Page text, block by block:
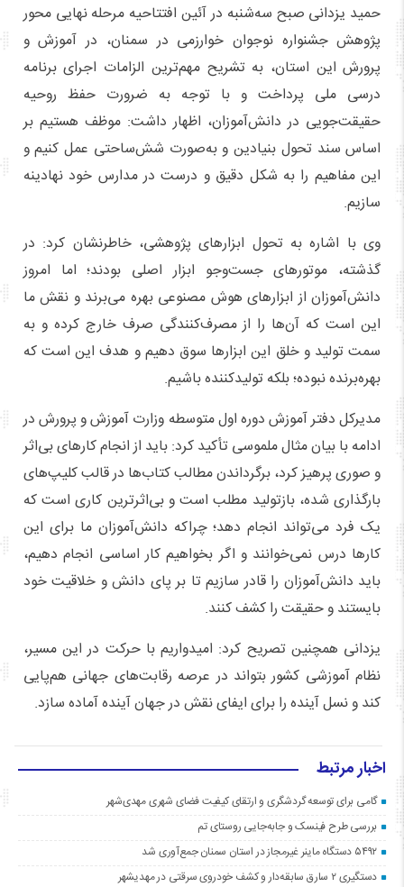
حمید یزدانی صبح سه‌شنبه در آئین افتتاحیه مرحله نهایی محور
پژوهش جشنواره نوجوان خوارزمی در سمنان، در آموزش و
پرورش این استان، به تشریح مهم‌ترین الزامات اجرای برنامه
درسی ملی پرداخت و با توجه به ضرورت حفظ روحیه
حقیقت‌جویی در دانش‌آموزان، اظهار داشت: موظف هستیم بر
اساس سند تحول بنیادین و به‌صورت شش‌ساحتی عمل کنیم و
این مفاهیم را به شکل دقیق و درست در مدارس خود نهادینه
سازیم.
وی با اشاره به تحول ابزارهای پژوهشی، خاطرنشان کرد: در
گذشته، موتورهای جست‌وجو ابزار اصلی بودند؛ اما امروز
دانش‌آموزان از ابزارهای هوش مصنوعی بهره می‌برند و نقش ما
این است که آن‌ها را از مصرف‌کنندگی صرف خارج کرده و به
سمت تولید و خلق این ابزارها سوق دهیم و هدف این است که
بهره‌برنده نبوده؛ بلکه تولیدکننده باشیم.
مدیرکل دفتر آموزش دوره اول متوسطه وزارت آموزش و پرورش در
ادامه با بیان مثال ملموسی تأکید کرد: باید از انجام کارهای بی‌اثر
و صوری پرهیز کرد، برگرداندن مطالب کتاب‌ها در قالب کلیپ‌های
بارگذاری شده، بازتولید مطلب است و بی‌اثرترین کاری است که
یک فرد می‌تواند انجام دهد؛ چراکه دانش‌آموزان ما برای این
کارها درس نمی‌خوانند و اگر بخواهیم کار اساسی انجام دهیم،
باید دانش‌آموزان را قادر سازیم تا بر پای دانش و خلاقیت خود
بایستند و حقیقت را کشف کنند.
یزدانی همچنین تصریح کرد: امیدواریم با حرکت در این مسیر،
نظام آموزشی کشور بتواند در عرصه رقابت‌های جهانی هم‌پایی
کند و نسل آینده را برای ایفای نقش در جهان آینده آماده سازد.
اخبار مرتبط
گامی برای توسعه گردشگری و ارتقای کیفیت فضای شهری مهدی‌شهر
بررسی طرح فینسک و جابه‌جایی روستای تم
۵۴۹۲ دستگاه ماینر غیرمجاز در استان سمنان جمع‌آوری شد
دستگیری ۲ سارق سابقه‌دار و کشف خودروی سرقتی در مهدیشهر